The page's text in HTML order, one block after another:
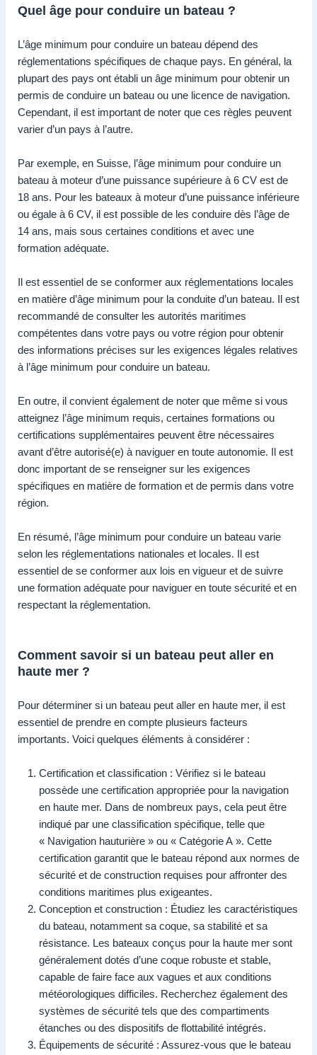
Quel âge pour conduire un bateau ?
L’âge minimum pour conduire un bateau dépend des
réglementations spécifiques de chaque pays. En général, la
plupart des pays ont établi un âge minimum pour obtenir un
permis de conduire un bateau ou une licence de navigation.
Cependant, il est important de noter que ces règles peuvent
varier d’un pays à l’autre.
Par exemple, en Suisse, l’âge minimum pour conduire un
bateau à moteur d’une puissance supérieure à 6 CV est de
18 ans. Pour les bateaux à moteur d’une puissance inférieure
ou égale à 6 CV, il est possible de les conduire dès l’âge de
14 ans, mais sous certaines conditions et avec une
formation adéquate.
Il est essentiel de se conformer aux réglementations locales
en matière d’âge minimum pour la conduite d’un bateau. Il est
recommandé de consulter les autorités maritimes
compétentes dans votre pays ou votre région pour obtenir
des informations précises sur les exigences légales relatives
à l’âge minimum pour conduire un bateau.
En outre, il convient également de noter que même si vous
atteignez l’âge minimum requis, certaines formations ou
certifications supplémentaires peuvent être nécessaires
avant d’être autorisé(e) à naviguer en toute autonomie. Il est
donc important de se renseigner sur les exigences
spécifiques en matière de formation et de permis dans votre
région.
En résumé, l’âge minimum pour conduire un bateau varie
selon les réglementations nationales et locales. Il est
essentiel de se conformer aux lois en vigueur et de suivre
une formation adéquate pour naviguer en toute sécurité et en
respectant la réglementation.
Comment savoir si un bateau peut aller en
haute mer ?
Pour déterminer si un bateau peut aller en haute mer, il est
essentiel de prendre en compte plusieurs facteurs
importants. Voici quelques éléments à considérer :
Certification et classification : Vérifiez si le bateau
possède une certification appropriée pour la navigation
en haute mer. Dans de nombreux pays, cela peut être
indiqué par une classification spécifique, telle que
« Navigation hauturière » ou « Catégorie A ». Cette
certification garantit que le bateau répond aux normes de
sécurité et de construction requises pour affronter des
conditions maritimes plus exigeantes.
Conception et construction : Étudiez les caractéristiques
du bateau, notamment sa coque, sa stabilité et sa
résistance. Les bateaux conçus pour la haute mer sont
généralement dotés d’une coque robuste et stable,
capable de faire face aux vagues et aux conditions
météorologiques difficiles. Recherchez également des
systèmes de sécurité tels que des compartiments
étanches ou des dispositifs de flottabilité intégrés.
Équipements de sécurité : Assurez-vous que le bateau